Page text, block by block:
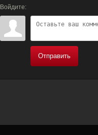
Войдите:
Отправить